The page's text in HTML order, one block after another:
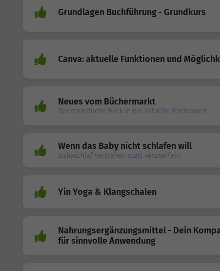
Grundlagen Buchführung - Grundkurs
Canva: aktuelle Funktionen und
Neues vom Büchermarkt
Der monatliche Blick in die aktuelle Bücherwelt
Wenn das Baby nicht schlafen will
Babyschlaf verstehen statt verzweifeln
Yin Yoga & Klangschalen
Nahrungsergänzungsmittel - Dein
für sinnvolle Anwendung